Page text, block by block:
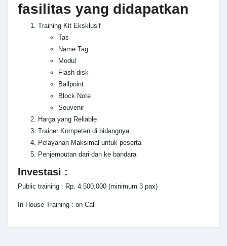
fasilitas yang didapatkan
Training Kit Eksklusif
Tas
Name Tag
Modul
Flash disk
Ballpoint
Block Note
Souvenir
Harga yang Reliable
Trainer Kompeten di bidangnya
Pelayanan Maksimal untuk peserta
Penjemputan dari dan ke bandara
Investasi :
Public training : Rp. 4.500.000 (minimum 3 pax)
In House Training : on Call